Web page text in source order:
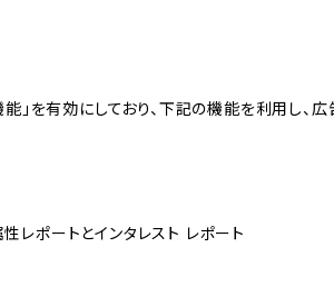
」を有効にしており、下記の機能を利用し
ポートとインタレスト レポート